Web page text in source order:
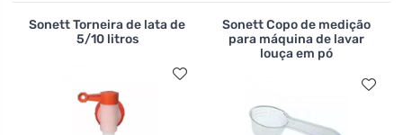
Sonett Torneira de lata de
5/10 litros
Sonett Copo de medição
para máquina de lavar
louça em pó